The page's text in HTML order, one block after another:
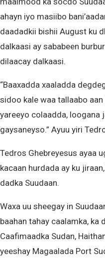
ahayn iyo masiibo
daadadkii bishii August ku
dalkaasi ay sababeen
dilaacay dalkaasi.
“Baaxadda xaaladda
sidoo kale waa tallaabo
yareeyo colaadda, loogana
gaysaneyso.” Ayuu yiri
Tedros Ghebreyesus ayaa
kacaan hurdada ay ku
dadka Suudaan.
Waxa uu sheegay in
baahan tahay caalamka, ka
Caafimaadka Sudan,
yeeshay Magaalada Port